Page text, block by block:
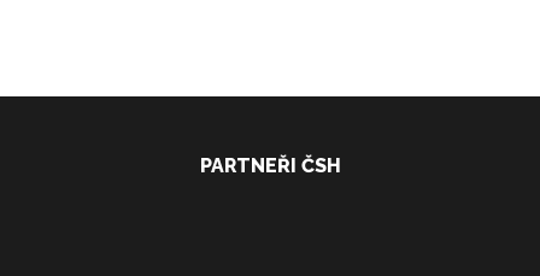
PARTNEŘI ČSH